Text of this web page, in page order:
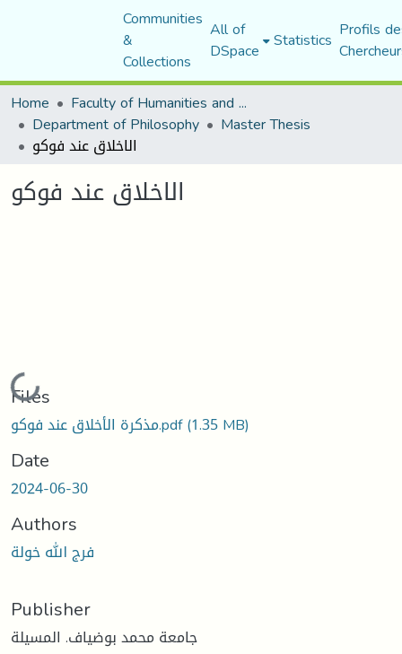
Communities
&
Collections
All of
DSpace Statistics Profils
Home
Faculty of Humanities and Social Sciences
Department of Philosophy Master Thesis
الاخلاق عند فوكو
الاخلاق عند فوكو
Loading...
Files
مذكرة الأخلاق عند فوكو.pdf(1.35 MB)
Date
2024-06-30
Authors
فرج الله خولة
Publisher
جامعة محمد بوضياف. المسيلة